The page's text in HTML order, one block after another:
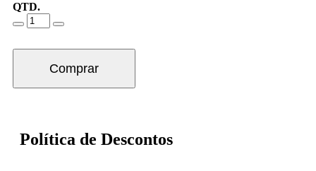
QTD.
Comprar
Política de Descontos